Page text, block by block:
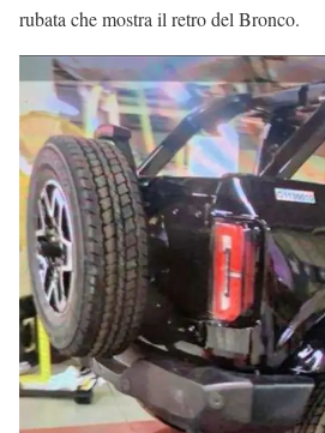
rubata che mostra il retro del Bronco.